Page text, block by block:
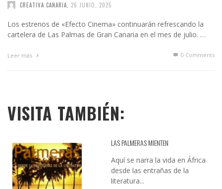
CREATIVA CANARIA 26 JUNIO, 2025
Los estrenos de «Efecto Cinema» continuarán refrescando la
cartelera de Las Palmas de Gran Canaria en el mes de julio. …
Leer más 0 Comments
VISITA TAMBIÉN:
LAS PALMERAS MIENTEN
Aquí se narra la vida en África
desde las entrañas de la
literatura...